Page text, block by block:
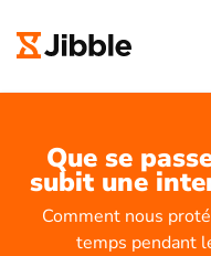
Que se
subit une
Comment nous
temps pendant